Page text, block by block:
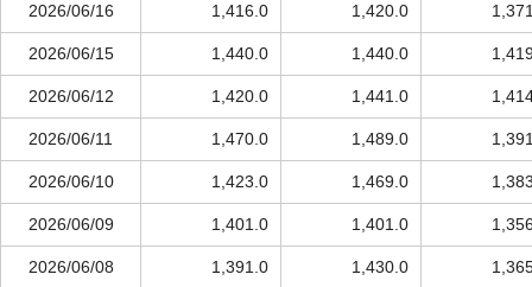
2026/06/16 1,416.0 1,420.0
2026/06/15 1,440.0 1,440.0
2026/06/12 1,420.0 1,441.0
2026/06/11 1,470.0 1,489.0
2026/06/10 1,423.0 1,469.0
2026/06/09 1,401.0 1,401.0
2026/06/08 1,391.0 1,430.0